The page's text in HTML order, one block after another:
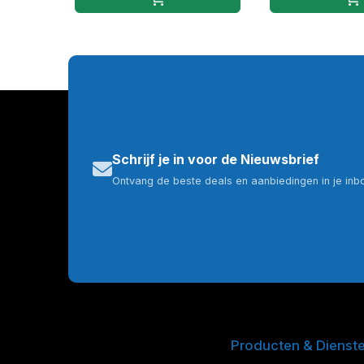
Schrijf je in voor de Nieuwsbrief
Ontvang de beste deals en aanbiedingen in je
Producten &